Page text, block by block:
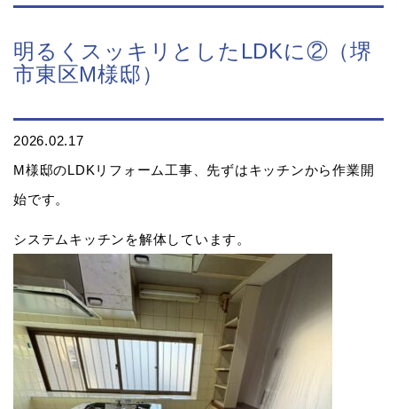
明るくスッキリとしたLDKに②（堺
市東区M様邸）
2026.02.17
M様邸のLDKリフォーム工事、先ずはキッチンから作業開
始です。
システムキッチンを解体しています。